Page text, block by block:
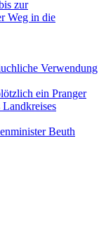
zur
Weg in die
Verwendung
ein Pranger
Beuth